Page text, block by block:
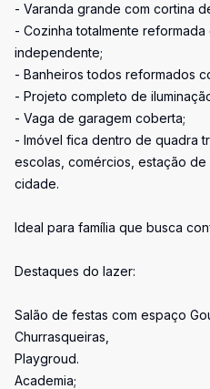
- Varanda grande com cortina
- Cozinha totalmente
independente;
- Banheiros todos reformados
- Projeto completo de
- Vaga de garagem coberta;
- Imóvel fica dentro de quadra
escolas, comércios, estação
cidade.
Ideal para família que busca
Destaques do lazer:
Salão de festas com espaço
Churrasqueiras,
Playgroud.
Academia;